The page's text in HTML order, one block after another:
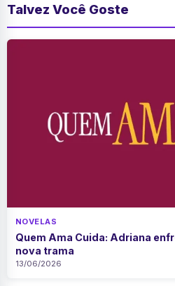
Talvez Você Goste
NOVELAS
Quem Ama Cuida: Adriana
nova trama
13/06/2026